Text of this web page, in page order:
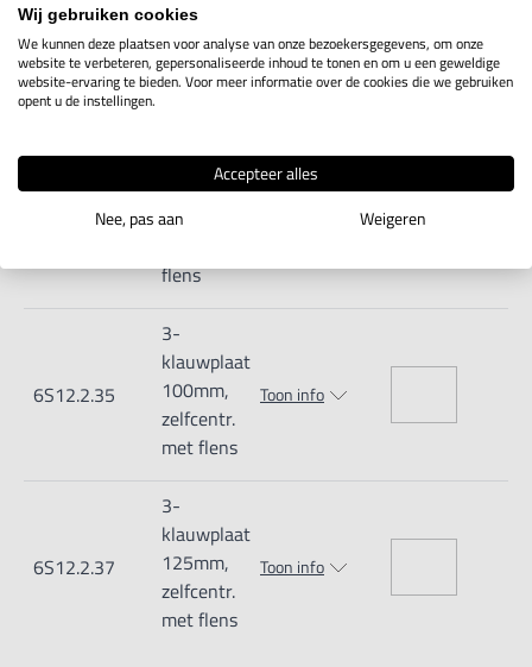
Artikelcode
6S12.2.31
3-
klauwplaat
80mm,
flens
6S12.2.35
3-
klauwplaat
100mm,
zelfcentr.
met flens
Toon info
6S12.2.37
3-
klauwplaat
125mm,
zelfcentr.
met flens
Toon info
Wij gebruiken cookies
We kunnen deze plaatsen voor analyse van onze bezoekersgegevens, om onze
website te verbeteren, gepersonaliseerde inhoud te tonen en om u een geweldige
website-ervaring te bieden. Voor meer informatie over de cookies die we gebruiken
opent u de instellingen.
Accepteer alles
Nee, pas aan
Weigeren